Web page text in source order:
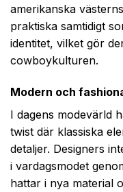
amerikanska
praktiska samtidigt
identitet, vilket gör
cowboykulturen.
Modern och
I dagens modevärld
twist där klassiska
detaljer. Designers
i vardagsmodet
hattar i nya material